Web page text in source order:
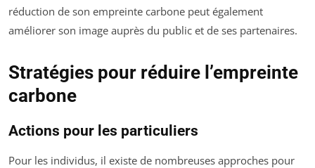
réduction de son empreinte carbone peut également
améliorer son image auprès du public et de ses partenaires.
Stratégies pour réduire l’empreinte
carbone
Actions pour les particuliers
Pour les individus, il existe de nombreuses approches pour